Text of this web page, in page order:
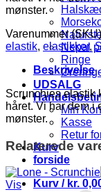
Nepal
Ringe
UDSALG
Min
Kasse
Retur
Kurv
forside
Kurv / kr.
mønster.
Varenummer
elastik, elastikker,
Beskrivelse
Scrunchies elastik
håret. Vi har dem i
mønster.
Relaterede
Vis